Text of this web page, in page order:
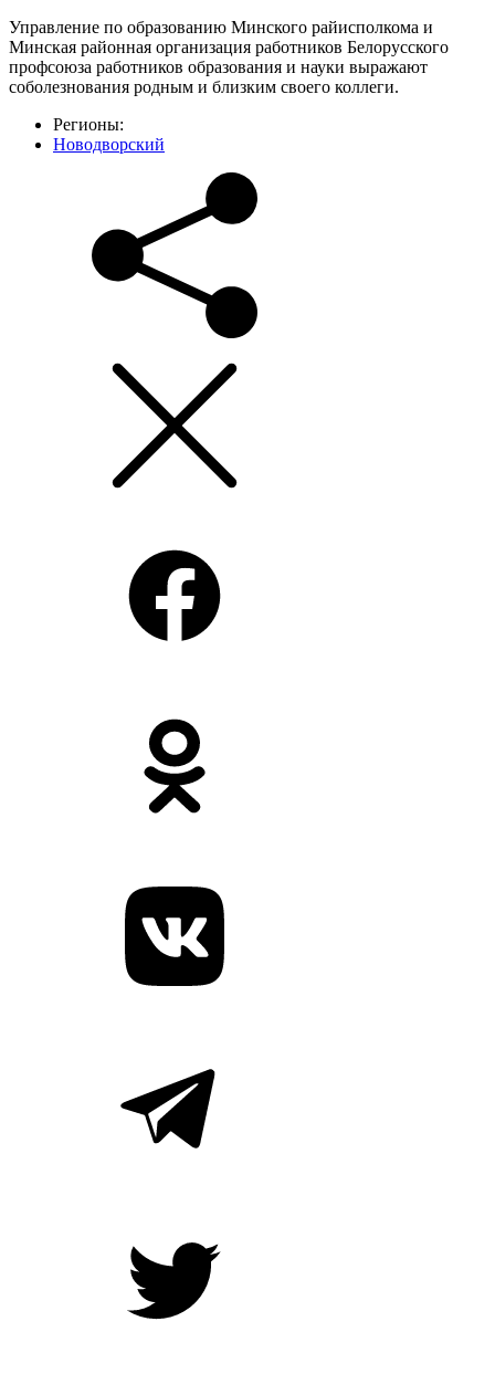
Управление по образованию Минского райисполкома и
Минская районная организация работников Белорусского
профсоюза работников образования и науки выражают
соболезнования родным и близким своего коллеги.
Регионы:
Новодворский